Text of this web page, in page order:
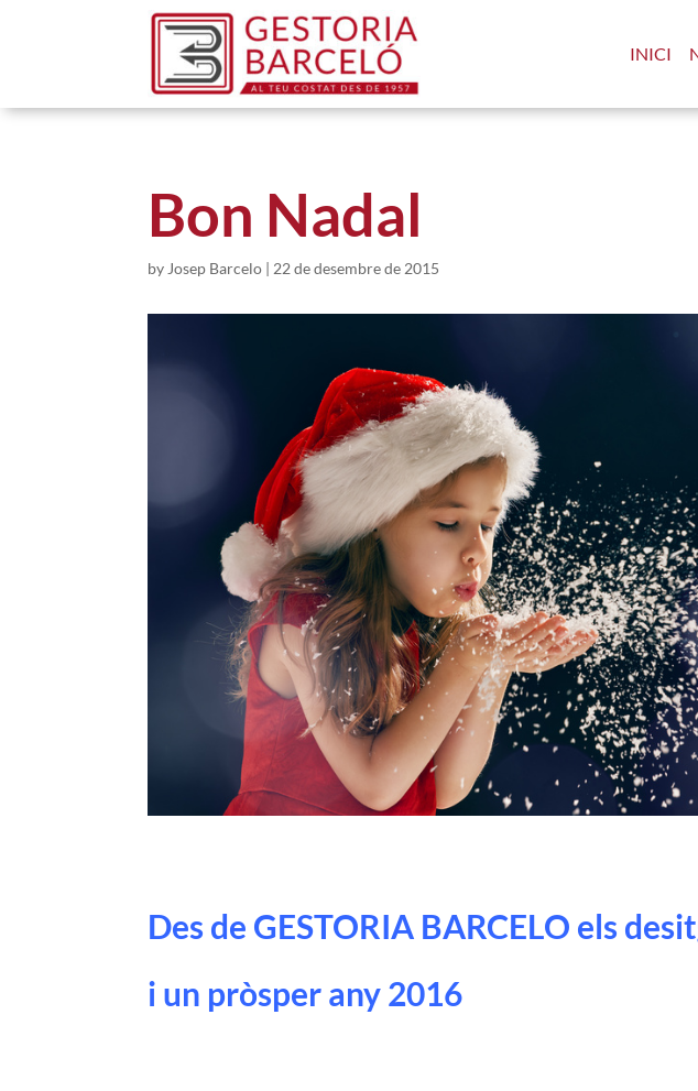
INICI
Bon Nadal
by Josep Barcelo | 22 de desembre de 2015
Des de GESTORIA BARCELO els
i un pròsper any 2016